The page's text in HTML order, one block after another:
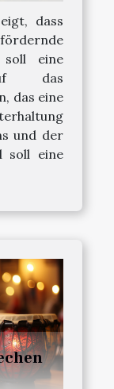
dass
soll eine
das
das eine
und der
soll eine